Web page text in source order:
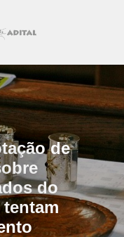
de
do